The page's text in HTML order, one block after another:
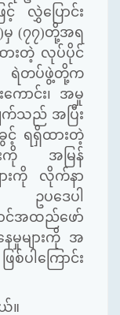
င့် လွှဲပြောင်း
)မှ (၇၇)တို့အရ
ထားတဲ့ လုပ်ပိုင်
င့် ရဲတပ်ဖွဲ့တို့က
ောင်း၊ အမှု
ျက်သည် အပြီး
ရရှိထားတဲ့
ားကို အမြန်
ျားကို လိုက်နာ
၊ ဥပဒေပါ
ာင်အထည်ဖော်
နေမှုများကို အ
ပါကြောင်း
။